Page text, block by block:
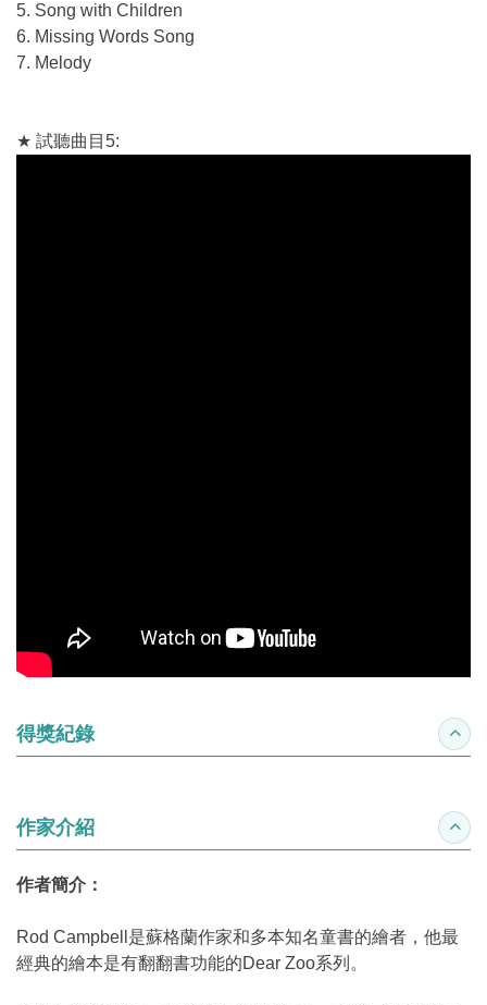
5. Song with Children
6. Missing Words Song
7. Melody
★ 試聽曲目5:
得獎紀錄 收合
作家介紹 收合
作者簡介：
Rod Campbell是蘇格蘭作家和多本知名童書的繪者，他最
經典的繪本是有翻翻書功能的Dear Zoo系列。